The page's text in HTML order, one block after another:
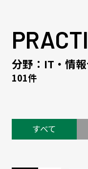
分野：IT・情
101件
すべて